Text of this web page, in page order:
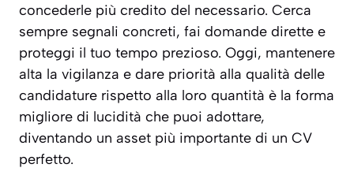
concederle più credito del necessario. Cerca
sempre segnali concreti, fai domande dirette e
proteggi il tuo tempo prezioso. Oggi, mantenere
alta la vigilanza e dare priorità alla qualità delle
candidature rispetto alla loro quantità è la forma
migliore di lucidità che puoi adottare,
diventando un asset più importante di un CV
perfetto.